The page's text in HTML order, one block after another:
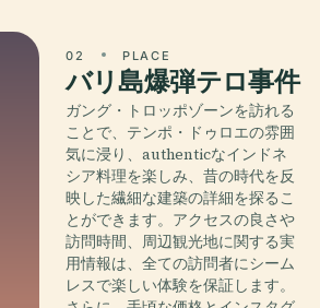
02 PLACE
バリ島爆弾テロ事件
ガング・トロッポゾーンを訪れる
ことで、テンポ・ドゥロエの雰囲
気に浸り、authenticなインドネ
シア料理を楽しみ、昔の時代を反
映した繊細な建築の詳細を探るこ
とができます。アクセスの良さや
訪問時間、周辺観光地に関する実
用情報は、全ての訪問者にシーム
レスで楽しい体験を保証します。